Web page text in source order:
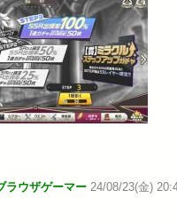
ラウザゲーマー 24/08/23(金)